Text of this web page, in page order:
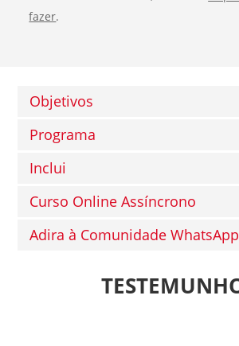
fazer.
Objetivos
Programa
Inclui
Curso Online Assíncrono
Adira à Comunidade WhatsApp